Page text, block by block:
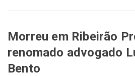
Morreu em Ribeirão
renomado advogado
Bento